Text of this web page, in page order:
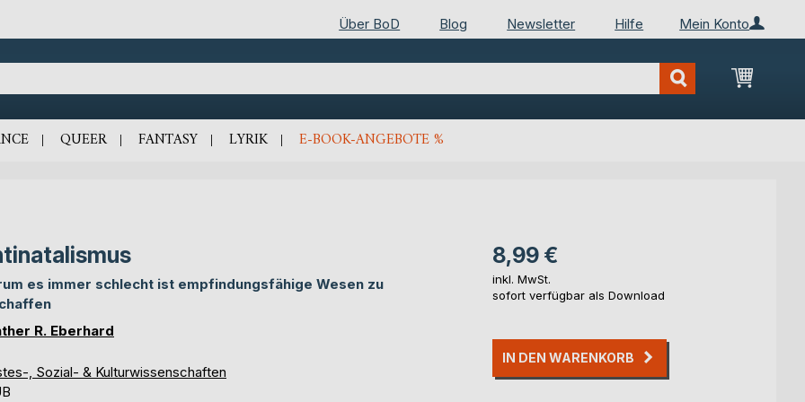
Mein Konto
Über BoD Blog Newsletter Hilfe
Mein
QUEER FANTASY LYRIK E-BOOK-ANGEBOTE %
es immer schlecht ist empfindungsfähige Wesen zu
R. Eberhard
, Sozial- & Kulturwissenschaften
8,99 €
inkl. MwSt.
sofort verfügbar als Download
IN DEN WARENKORB